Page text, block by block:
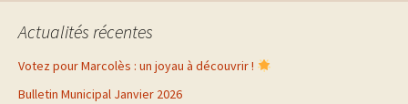
Actualités récentes
Votez pour Marcolès : un joyau à découvrir !
Bulletin Municipal Janvier 2026